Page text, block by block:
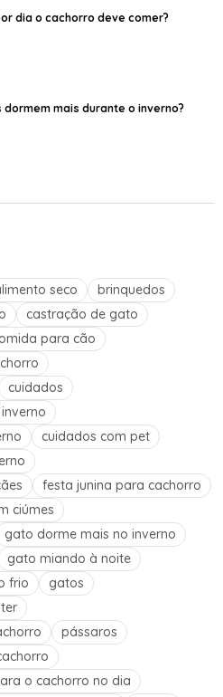
dia o cachorro deve comer?
dormem mais durante o inverno?
seco
brinquedos
castração de gato
para cão
cuidados
cuidados com pet
festa junina para cachorro
ciúmes
gato dorme mais no inverno
gato miando à noite
frio
gatos
pássaros
o cachorro no dia